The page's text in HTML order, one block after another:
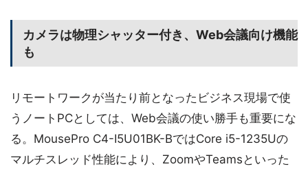
カメラは物理シャッター付き、Web会議向け機能
も
リモートワークが当たり前となったビジネス現場で使
うノートPCとしては、Web会議の使い勝手も重要にな
る。MousePro C4-I5U01BK-BではCore i5-1235Uの
マルチスレッド性能により、ZoomやTeamsといった